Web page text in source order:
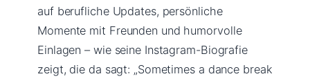
auf berufliche Updates, persönliche
Momente mit Freunden und humorvolle
Einlagen – wie seine Instagram-Biografie
zeigt, die da sagt: „Sometimes a dance break